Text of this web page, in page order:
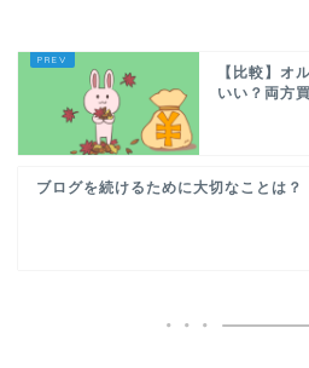
【比較】オ
いい？両方
ブログを続けるために大切なことは？